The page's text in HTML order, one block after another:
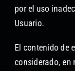
por el uso
Usuario.
El contenido de
considerado, en